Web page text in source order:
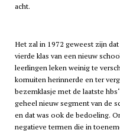
acht.
Het zal in 1972 geweest zijn
vierde klas van een nieuw
leerlingen leken weinig te
kornuiten herinnerde en ter
bezemklasje met de laatste hbs
geheel nieuw segment van de
en dat was ook de bedoeling.
negatieve termen die in